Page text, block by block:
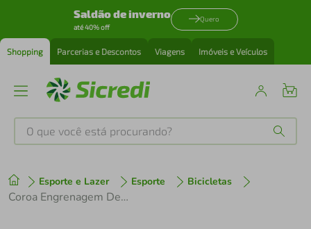
Saldão de inverno
até 40% off
Quero
Shopping Parcerias e Descontos Viagens Imóveis e Veículos
O que você está procurando?
Esporte e Lazer Esporte Bicicletas
Coroa Engrenagem Deore FC-M6000 / FC-MT500 PCD-96mm 10v 34 Dentes Aço Preto
1 º tenis